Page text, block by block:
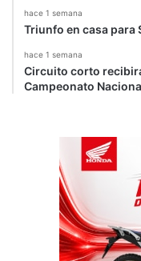
hace 1 semana
Triunfo en casa para
hace 1 semana
Circuito corto
Campeonato